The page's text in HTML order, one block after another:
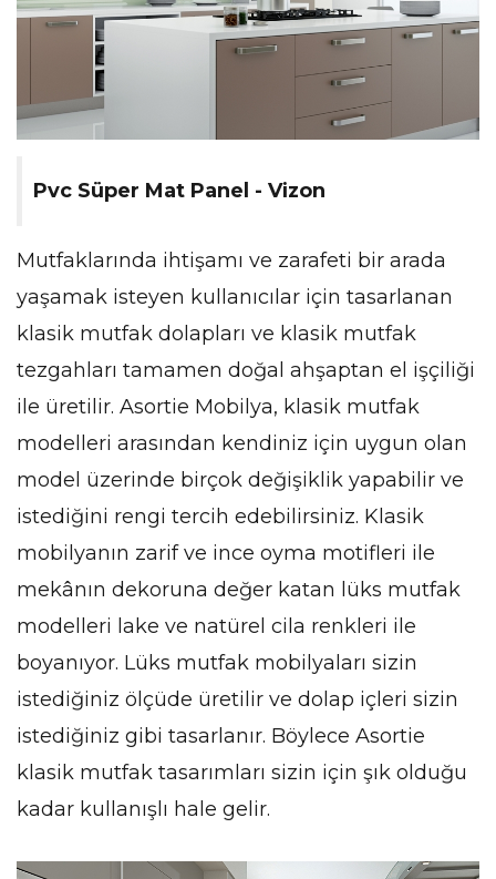
Pvc Süper Mat Panel - Vizon
Mutfaklarında ihtişamı ve zarafeti bir arada
yaşamak isteyen kullanıcılar için tasarlanan
klasik mutfak dolapları ve klasik mutfak
tezgahları tamamen doğal ahşaptan el işçiliği
ile üretilir. Asortie Mobilya, klasik mutfak
modelleri arasından kendiniz için uygun olan
model üzerinde birçok değişiklik yapabilir ve
istediğini rengi tercih edebilirsiniz. Klasik
mobilyanın zarif ve ince oyma motifleri ile
mekânın dekoruna değer katan lüks mutfak
modelleri lake ve natürel cila renkleri ile
boyanıyor. Lüks mutfak mobilyaları sizin
istediğiniz ölçüde üretilir ve dolap içleri sizin
istediğiniz gibi tasarlanır. Böylece Asortie
klasik mutfak tasarımları sizin için şık olduğu
kadar kullanışlı hale gelir.